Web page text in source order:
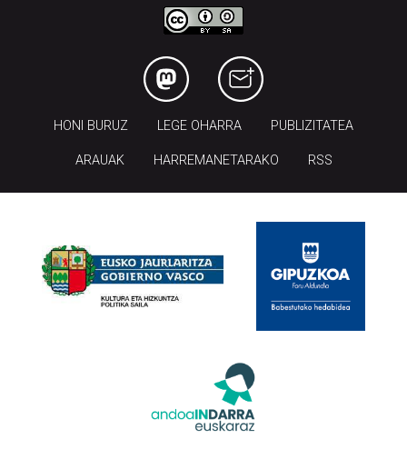
HONI BURUZ LEGE OHARRA PUBLIZITATEA
ARAUAK HARREMANETARAKO RSS